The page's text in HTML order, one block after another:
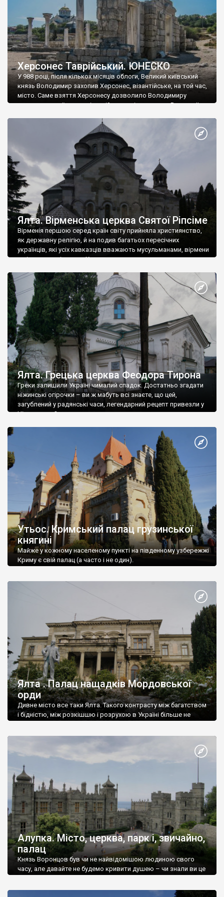
Херсонес Таврійський. ЮНЕСКО
У 988 році, після кількох місяців облоги, Великий київський
князь Володимир захопив Херсонес, візантійське, на той час,
місто. Саме взяття Херсонесу дозволило Володимиру
диктувати свої умови візантійському імператору Василю ІІ, та
Херсонесі Володимир-язичник, став Василем-християнином.
А потім було Хрещення Русі. На честь Херсонесу Таврійського
Ялта. Вірменська церква Святої Ріпсіме
Вірменія першою серед країн світу прийняла християнство,
як державну релігію, й на подив багатьох пересічних
українців, які усіх кавказців вважають мусульманами, вірмени
є відданими вірянами Христа
Ялта. Грецька церква Феодора Тирона
Греки залишили Україні чималий спадок. Достатньо згадати
ніжинські огірочки – ви ж мабуть всі знаєте, що цей,
загублений у радянські часи, легендарний рецепт привезли у
Ніжин греки?
Утьос. Кримський палац грузинської
княгині
Майже у кожному населеному пункті на південному узбережжі
Криму є свій палац (а часто і не один).
Ялта . Палац нащадків Мордовської
орди
Дивне місто все таки Ялта. Такого контрасту між багатством
і бідністю, між розкішшю і розрухою в Україні більше не
Алупка. Місто, церква, парк і, звичайно,
палац
Князь Воронцов був чи не найвідомішою людиною свого
часу, але давайте не будемо кривити душею – чи знали ви це